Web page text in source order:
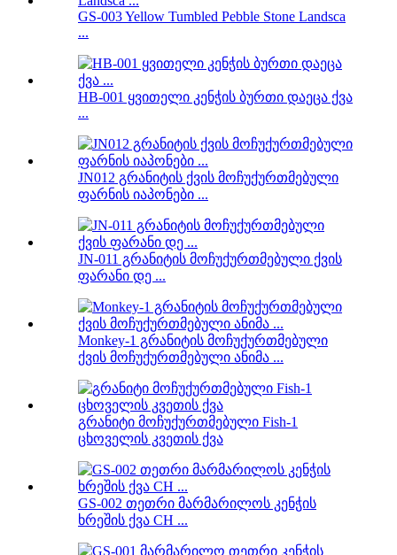
GS-003 Yellow Tumbled Pebble Stone Landsca
...
HB-001 ყვითელი კენჭის ბურთი დაეცა ქვა
...
JN012 გრანიტის ქვის მოჩუქურთმებული
ფარნის იაპონები ...
JN-011 გრანიტის მოჩუქურთმებული ქვის
ფარანი დე ...
Monkey-1 გრანიტის მოჩუქურთმებული
ქვის მოჩუქურთმებული ანიმა ...
გრანიტი მოჩუქურთმებული Fish-1
ცხოველის კვეთის ქვა
GS-002 თეთრი მარმარილოს კენჭის
ხრეშის ქვა CH ...